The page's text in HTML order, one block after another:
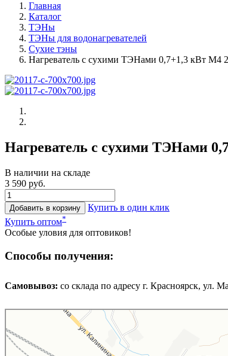
Главная
Каталог
ТЭНы
ТЭНы для водонагревателей
Сухие тэны
Нагреватель с сухими ТЭНами 0,7+1,3 кВт М4
Нагреватель с сухими ТЭНами
В наличии на складе
3 590 руб.
Добавить в корзину
Купить в один клик
Купить оптом*
Особые уловия для оптовиков!
Способы получения:
Самовывоз: cо склада по адресу г. Красноярск, ул.